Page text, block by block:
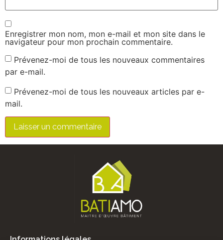
Enregistrer mon nom, mon e-mail et mon site dans le
navigateur pour mon prochain commentaire.
Prévenez-moi de tous les nouveaux commentaires
par e-mail.
Prévenez-moi de tous les nouveaux articles par e-
mail.